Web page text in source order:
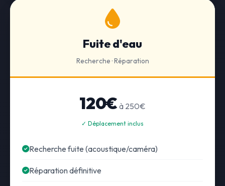
Fuite d'eau
Recherche · Réparation
120€ à 250€
✓ Déplacement inclus
Recherche fuite (acoustique/caméra)
Réparation définitive